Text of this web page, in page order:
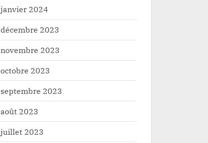
janvier 2024
décembre 2023
novembre 2023
octobre 2023
septembre 2023
août 2023
juillet 2023